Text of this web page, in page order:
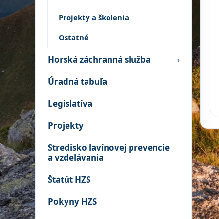
Projekty a školenia
Ostatné
Horská záchranná služba ›
Úradná tabuľa
Legislatíva
Projekty
Stredisko lavínovej prevencie
a vzdelávania
Štatút HZS
Pokyny HZS